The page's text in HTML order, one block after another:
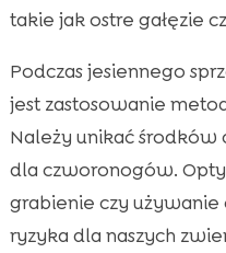
takie jak ostre gałęzie
Podczas jesiennego
jest zastosowanie
Należy unikać środków
dla czworonogów.
grabienie czy używanie
ryzyka dla naszych